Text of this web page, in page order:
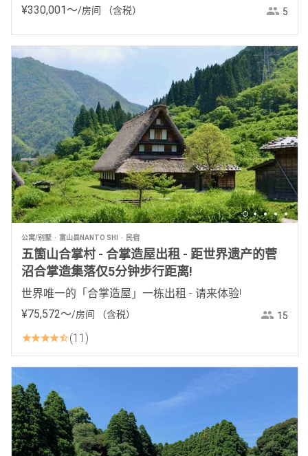
¥330,001 〜/房间 （含税） 5
公寓/别墅 富山县NANTO SHI 民宿
五箇山合掌村 - 合掌造屋出租 - 距世界遗产的菅
沼合掌造集落仅5分钟步行距离!
世界唯一的「合掌造屋」一栋出租 - 请来体验!
¥75,572〜/房间 （含税） 15
11